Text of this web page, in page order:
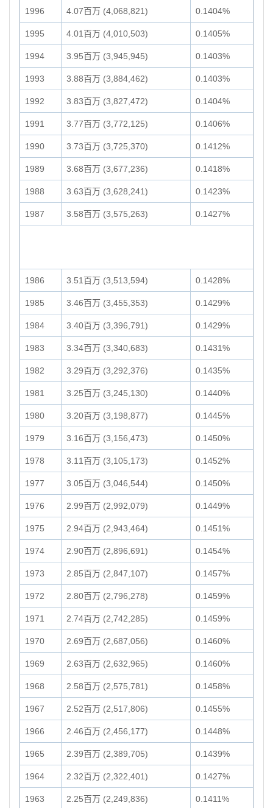
1996 4.07百万 (4,068,821) 0.1404%
1995 4.01百万 (4,010,503) 0.1405%
1994 3.95百万 (3,945,945) 0.1403%
1993 3.88百万 (3,884,462) 0.1403%
1992 3.83百万 (3,827,472) 0.1404%
1991 3.77百万 (3,772,125) 0.1406%
1990 3.73百万 (3,725,370) 0.1412%
1989 3.68百万 (3,677,236) 0.1418%
1988 3.63百万 (3,628,241) 0.1423%
1987 3.58百万 (3,575,263) 0.1427%
1986 3.51百万 (3,513,594) 0.1428%
1985 3.46百万 (3,455,353) 0.1429%
1984 3.40百万 (3,396,791) 0.1429%
1983 3.34百万 (3,340,683) 0.1431%
1982 3.29百万 (3,292,376) 0.1435%
1981 3.25百万 (3,245,130) 0.1440%
1980 3.20百万 (3,198,877) 0.1445%
1979 3.16百万 (3,156,473) 0.1450%
1978 3.11百万 (3,105,173) 0.1452%
1977 3.05百万 (3,046,544) 0.1450%
1976 2.99百万 (2,992,079) 0.1449%
1975 2.94百万 (2,943,464) 0.1451%
1974 2.90百万 (2,896,691) 0.1454%
1973 2.85百万 (2,847,107) 0.1457%
1972 2.80百万 (2,796,278) 0.1459%
1971 2.74百万 (2,742,285) 0.1459%
1970 2.69百万 (2,687,056) 0.1460%
1969 2.63百万 (2,632,965) 0.1460%
1968 2.58百万 (2,575,781) 0.1458%
1967 2.52百万 (2,517,806) 0.1455%
1966 2.46百万 (2,456,177) 0.1448%
1965 2.39百万 (2,389,705) 0.1439%
1964 2.32百万 (2,322,401) 0.1427%
1963 2.25百万 (2,249,836) 0.1411%